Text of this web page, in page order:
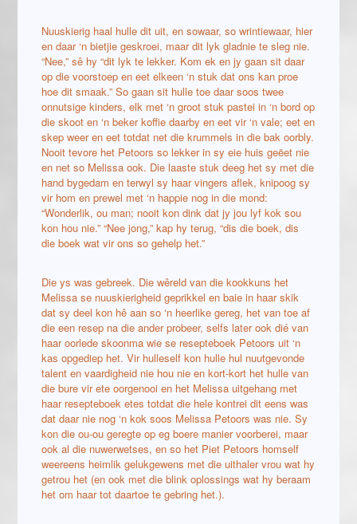
Nuuskierig haal hulle dit uit, en sowaar, so wrintiewaar, hier
en daar ‘n bietjie geskroei, maar dit lyk gladnie te sleg nie.
“Nee,” sê hy “dit lyk te lekker. Kom ek en jy gaan sit daar
op die voorstoep en eet elkeen ‘n stuk dat ons kan proe
hoe dit smaak.” So gaan sit hulle toe daar soos twee
onnutsige kinders, elk met ‘n groot stuk pastei in ‘n bord op
die skoot en ‘n beker koffie daarby en eet vir ‘n vale; eet en
skep weer en eet totdat net die krummels in die bak oorbly.
Nooit tevore het Petoors so lekker in sy eie huis geëet nie
en net so Melissa ook. Die laaste stuk deeg het sy met die
hand bygedam en terwyl sy haar vingers aflek, knipoog sy
vir hom en prewel met ‘n happie nog in die mond:
“Wonderlik, ou man; nooit kon dink dat jy jou lyf kok sou
kon hou nie.” “Nee jong,” kap hy terug, “dis die boek, dis
die boek wat vir ons so gehelp het.”
Die ys was gebreek. Die wêreld van die kookkuns het
Melissa se nuuskierigheid geprikkel en baie in haar skik
dat sy deel kon hê aan so ‘n heerlike gereg, het van toe af
die een resep na die ander probeer, selfs later ook dié van
haar oorlede skoonma wie se resepteboek Petoors uit ‘n
kas opgediep het. Vir hulleself kon hulle hul nuutgevonde
talent en vaardigheid nie hou nie en kort-kort het hulle van
die bure vir ete oorgenooi en het Melissa uitgehang met
haar resepteboek etes totdat die hele kontrei dit eens was
dat daar nie nog ‘n kok soos Melissa Petoors was nie. Sy
kon die ou-ou geregte op eg boere manier voorberei, maar
ook al die nuwerwetses, en so het Piet Petoors homself
weereens heimlik gelukgewens met die uithaler vrou wat hy
getrou het (en ook met die blink oplossings wat hy beraam
het om haar tot daartoe te gebring het.).